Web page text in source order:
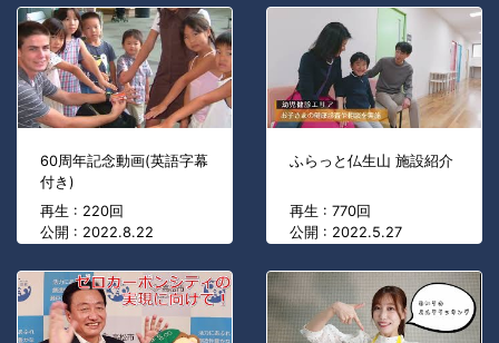
60周年記念動画(英語字幕
付き)
再生 : 220回
公開 : 2022.8.22
ふらっと仏生山 施設紹介
再生 : 770回
公開 : 2022.5.27